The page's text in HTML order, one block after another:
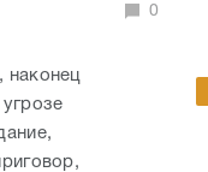
0
наконец